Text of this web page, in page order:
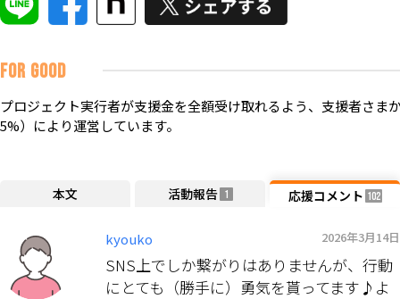
FOR GOOD
プロジェクト実行者が支援金を全額受け取れるよう、支援者さま
5%）により運営しています。
本文 活動報告 1 応援コメント 102
kyouko 2026年3月14日
SNS上でしか繋がりはありませんが、行動
にとても（勝手に）勇気を貰ってます♪よ